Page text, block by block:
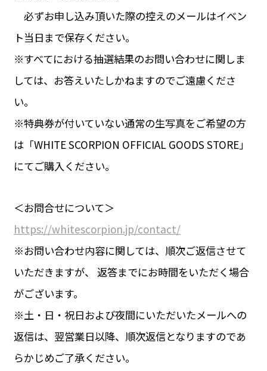
必ずお申し込み頂いた際の控えのメールはイベン
ト当日まで保存ください。
※すべてにおける抽選結果のお問い合わせに関しま
しては、お答えいたしかねますのでご遠慮くださ
い。
※特典券が付いていない通常の生写真をご希望の方
は「WHITE SCORPION OFFICIAL GOODS STORE」
にてご購入ください。
＜お問合せについて＞
https://whitescorpion.jp/contact/
※お問い合わせ内容に関しては、順次ご返信させて
いただきますが、 返答までにお時間をいただく場合
がございます。
※土・日・祝日および夜間にいただいたメールへの
返信は、翌営業日以降、順次返信となりますのであ
らかじめご了承ください。